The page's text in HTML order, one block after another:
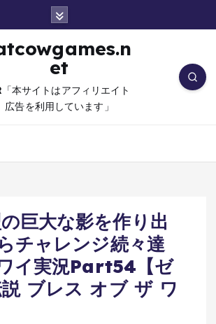
et
「本サイトはアフィリエイト
広告を利用しています」
巨大な影を作り出
チャレンジ続々達
イ実況Part54【ゼ
ブレス オブ ザ ワ